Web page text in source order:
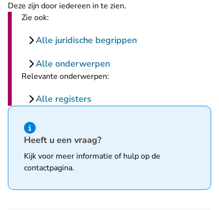
Deze zijn door iedereen in te zien.
Zie ook:
Alle juridische begrippen
Alle onderwerpen
Relevante onderwerpen:
Alle registers
Hint van type informatie
Heeft u een vraag?
Kijk voor meer informatie of hulp op de
contactpagina.